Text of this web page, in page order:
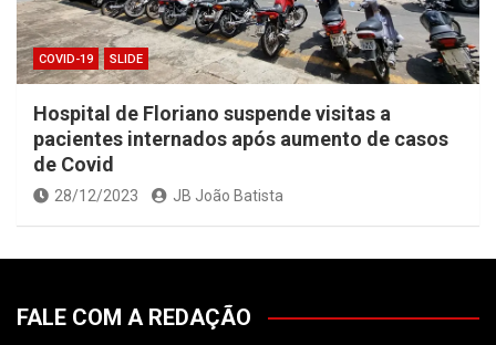
COVID-19 SLIDE
Hospital de Floriano suspende visitas a
pacientes internados após aumento de casos
de Covid
28/12/2023 JB João Batista
FALE COM A REDAÇÃO